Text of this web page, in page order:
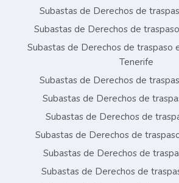
Subastas de Derechos de
Subastas de Derechos de
Subastas de Derechos de traspaso
Tenerife
Subastas de Derechos de
Subastas de Derechos de
Subastas de Derechos de
Subastas de Derechos de
Subastas de Derechos de
Subastas de Derechos de